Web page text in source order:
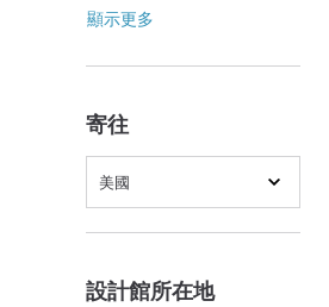
顯示更多
寄往
美國
設計館所在地